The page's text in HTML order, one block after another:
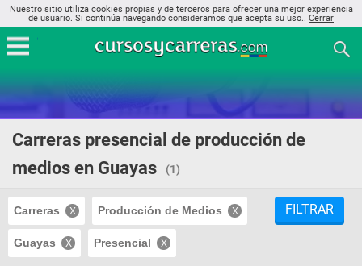
Nuestro sitio utiliza cookies propias y de terceros para ofrecer una mejor experiencia
de usuario. Si continúa navegando consideramos que acepta su uso.. Cerrar
Carreras presencial de producción de
medios en Guayas
(1)
Carreras Producción de Medios
Guayas Presencial
FILTRAR